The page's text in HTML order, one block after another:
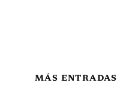
MÁS ENTRADAS